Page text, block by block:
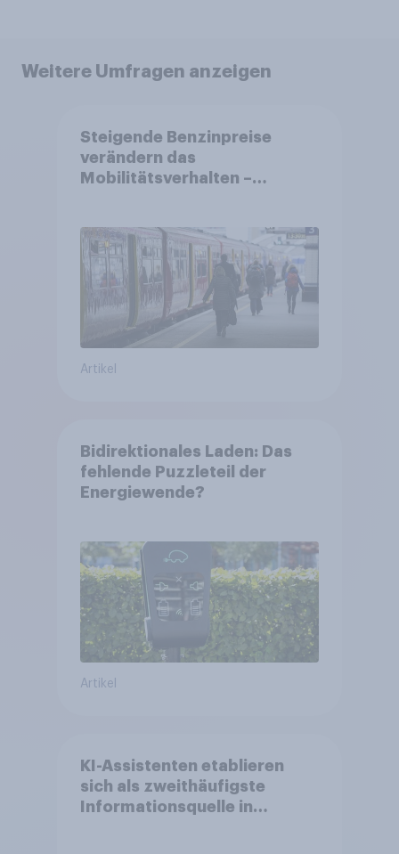
Weitere Umfragen anzeigen
Steigende Benzinpreise
verändern das
Mobilitätsverhalten –
auf öffentliche
Verkehrsmittel um
Artikel
Bidirektionales Laden: Das
fehlende Puzzleteil der
Energiewende?
Artikel
KI-Assistenten etablieren
sich als zweithäufigste
Informationsquelle in